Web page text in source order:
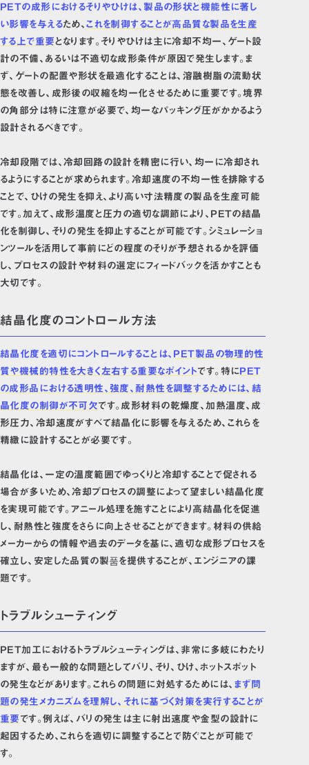
PETの成形におけるそりやひけは、製品の形状と機能性に著し
い影響を与えるため、これを制御することが高品質な製品を生産
する上で重要となります。そりやひけは主に冷却不均一、ゲート設
計の不備、あるいは不適切な成形条件が原因で発生します。ま
ず、ゲートの配置や形状を最適化することは、溶融樹脂の流動状
態を改善し、成形後の収縮を均一化させるために重要です。境界
の角部分は特に注意が必要で、均一なパッキング圧がかかるよう
設計されるべきです。
冷却段階では、冷却回路の設計を精密に行い、均一に冷却され
るようにすることが求められます。冷却速度の不均一性を排除する
ことで、ひけの発生を抑え、より高い寸法精度の製品を生産可能
です。加えて、成形温度と圧力の適切な調節により、PETの結晶
化を制御し、そりの発生を抑止することが可能です。シミュレーショ
ンツールを活用して事前にどの程度のそりが予想されるかを評価
し、プロセスの設計や材料の選定にフィードバックを活かすことも
大切です。
結晶化度のコントロール方法
結晶化度を適切にコントロールすることは、 PET製品の物理的性
質や機械的特性を大きく左右する重要なポイントです。特に PET
の成形品における透明性、強度、耐熱性を調整するためには、結
晶化度の制御が不可欠です。成形材料の乾燥度、加熱温度、成
形圧力、冷却速度がすべて結晶化に影響を与えるため、これらを
精緻に設計することが必要です。
結晶化は、一定の温度範囲でゆっくりと冷却することで促される
場合が多いため、冷却プロセスの調整によって望ましい結晶化度
を実現可能です。アニール処理を施すことにより高結晶化を促進
し、耐熱性と強度をさらに向上させることができます。材料の供給
メーカーからの情報や過去のデータを基に、適切な成形プロセスを
確立し、安定した品質の製품を提供することが、エンジニアの課
題です。
トラブルシューティング
PET加工におけるトラブルシューティングは、非常に多岐にわたり
ますが、最も一般的な問題としてバリ、そり、ひけ、ホットスポット
の発生などがあります。これらの問題に対処するためには、 まず問
題の発生メカニズムを理解し、それに基づく対策を実行することが
重要 です。例えば、バリの発生は主に射出速度や金型の設計に
起因するため、これらを適切に調整することで防ぐことが可能で
す。